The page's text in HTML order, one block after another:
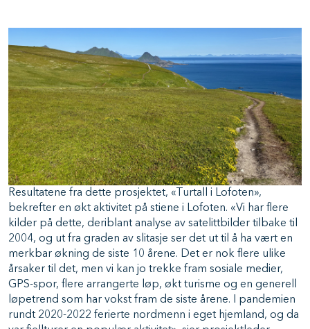
Resultatene fra dette prosjektet, «Turtall i Lofoten»,
bekrefter en økt aktivitet på stiene i Lofoten. «Vi har flere
kilder på dette, deriblant analyse av satelittbilder tilbake til
2004, og ut fra graden av slitasje ser det ut til å ha vært en
merkbar økning de siste 10 årene. Det er nok flere ulike
årsaker til det, men vi kan jo trekke fram sosiale medier,
GPS-spor, flere arrangerte løp, økt turisme og en generell
løpetrend som har vokst fram de siste årene. I pandemien
rundt 2020-2022 ferierte nordmenn i eget hjemland, og da